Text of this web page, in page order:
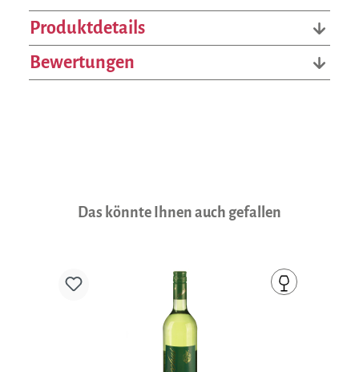
Produktdetails
Bewertungen
Produktgalerie überspringen
Das könnte Ihnen auch gefallen